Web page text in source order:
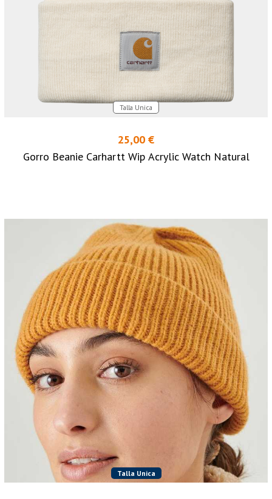
Talla Unica
25,00 €
Gorro Beanie Carhartt Wip Acrylic Watch Natural
Talla Unica